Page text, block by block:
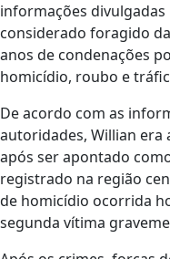
informações divulgadas
considerado foragido
anos de condenações
homicídio, roubo e
De acordo com as
autoridades, Willian era
após ser apontado
registrado na região
de homicídio ocorrida
segunda vítima